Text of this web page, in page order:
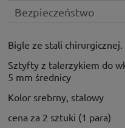
Bezpieczeństwo
Bigle ze stali chirurgicznej.
Sztyfty z talerzykiem do
5 mm średnicy
Kolor srebrny, stalowy
cena za 2 sztuki (1 para)